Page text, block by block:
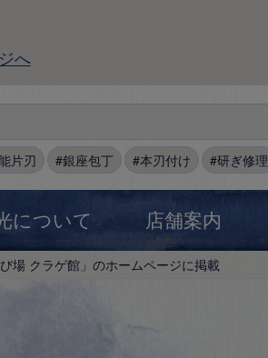
へ
片刃 銀座包丁 本刃付け 研ぎ修理
について 店舗案内
び場 クラゲ館」のホームページに掲載